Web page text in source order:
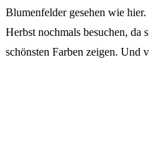
Blumenfelder gesehen wie
Herbst nochmals besuchen, da
schönsten Farben zeigen. Und